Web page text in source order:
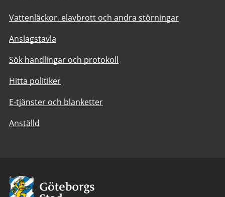
Vattenläckor, elavbrott och andra störningar
Anslagstavla
Sök handlingar och protokoll
Hitta politiker
E-tjänster och blanketter
Anställd
Avsändare:
Göteborgs